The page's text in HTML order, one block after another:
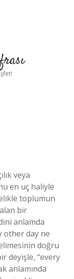
veya
en uç haliyle
toplumun
bir
anlamda
other day ne
doğru
deyişle, “every
anlamında